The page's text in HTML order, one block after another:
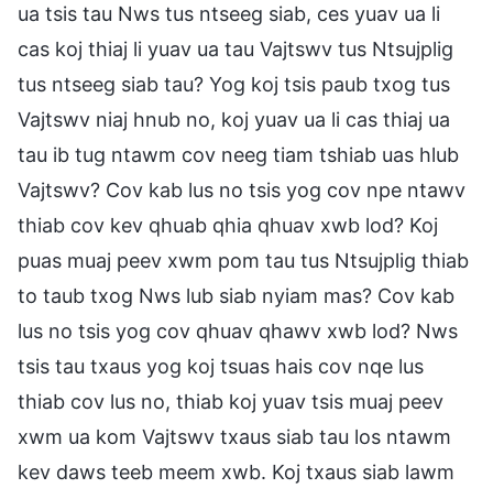
ua tsis tau Nws tus ntseeg siab, ces yuav ua li
cas koj thiaj li yuav ua tau Vajtswv tus Ntsujplig
tus ntseeg siab tau? Yog koj tsis paub txog tus
Vajtswv niaj hnub no, koj yuav ua li cas thiaj ua
tau ib tug ntawm cov neeg tiam tshiab uas hlub
Vajtswv? Cov kab lus no tsis yog cov npe ntawv
thiab cov kev qhuab qhia qhuav xwb lod? Koj
puas muaj peev xwm pom tau tus Ntsujplig thiab
to taub txog Nws lub siab nyiam mas? Cov kab
lus no tsis yog cov qhuav qhawv xwb lod? Nws
tsis tau txaus yog koj tsuas hais cov nqe lus
thiab cov lus no, thiab koj yuav tsis muaj peev
xwm ua kom Vajtswv txaus siab tau los ntawm
kev daws teeb meem xwb. Koj txaus siab lawm